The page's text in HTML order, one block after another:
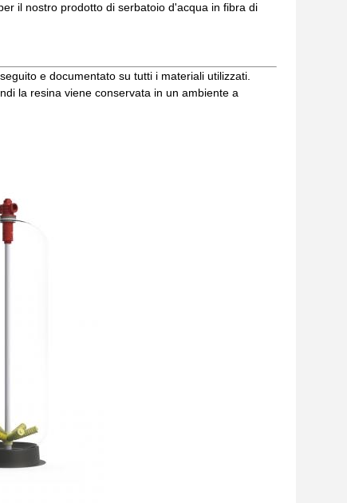
il nostro prodotto di serbatoio d'acqua in fibra di
e documentato su tutti i materiali utilizzati.
la resina viene conservata in un ambiente a